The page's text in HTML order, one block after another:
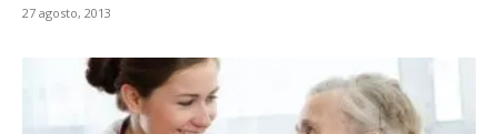
27 agosto, 2013